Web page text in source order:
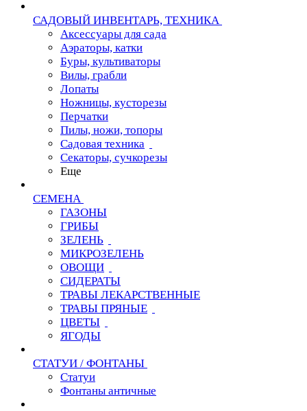
САДОВЫЙ ИНВЕНТАРЬ, ТЕХНИКА
Аксессуары для сада
Аэраторы, катки
Буры, культиваторы
Вилы, грабли
Лопаты
Ножницы, кусторезы
Перчатки
Пилы, ножи, топоры
Садовая техника
Секаторы, сучкорезы
Еще
СЕМЕНА
ГАЗОНЫ
ГРИБЫ
ЗЕЛЕНЬ
МИКРОЗЕЛЕНЬ
ОВОЩИ
СИДЕРАТЫ
ТРАВЫ ЛЕКАРСТВЕННЫЕ
ТРАВЫ ПРЯНЫЕ
ЦВЕТЫ
ЯГОДЫ
СТАТУИ / ФОНТАНЫ
Статуи
Фонтаны античные